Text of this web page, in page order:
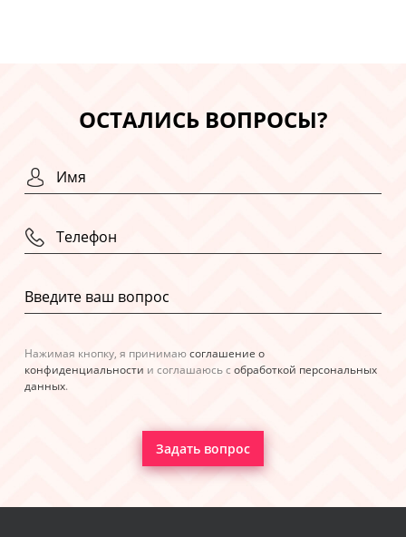
ОСТАЛИСЬ ВОПРОСЫ?
Нажимая кнопку, я принимаюсоглашение о
конфиденциальности и соглашаюсь с обработкой персональных
данных.
Задать вопрос